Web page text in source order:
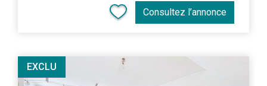
Consultez l’annonce
EXCLU